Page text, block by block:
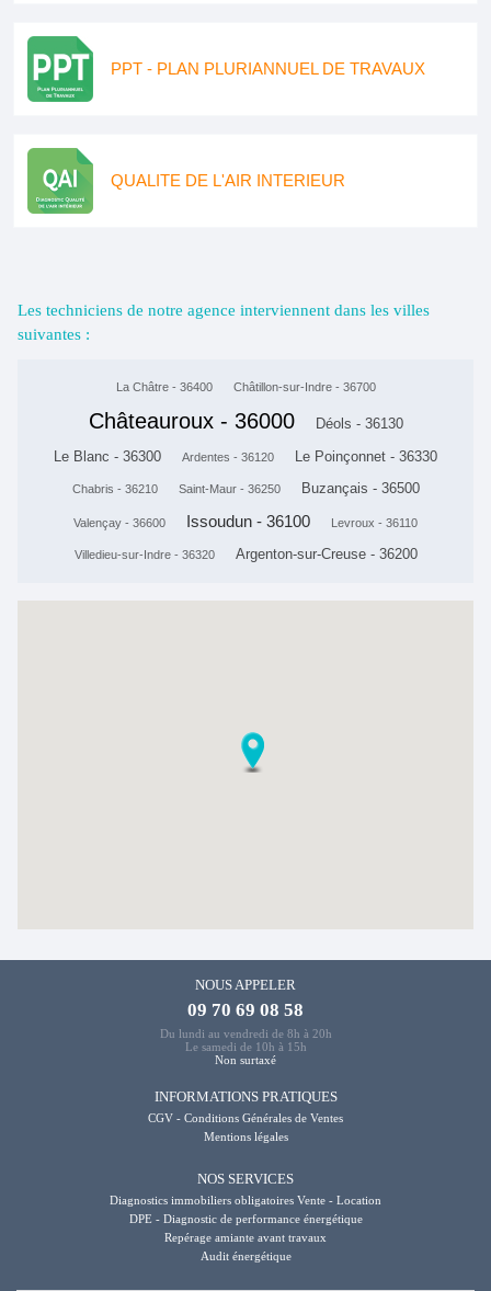
PPT - PLAN PLURIANNUEL DE TRAVAUX
QUALITE DE L'AIR INTERIEUR
Les techniciens de notre agence interviennent dans les villes
suivantes :
La Châtre - 36400 Châtillon-sur-Indre - 36700
Châteauroux - 36000
Déols - 36130
Le Blanc - 36300
Ardentes - 36120 Le Poinçonnet - 36330
Chabris - 36210 Saint-Maur - 36250 Buzançais - 36500
Valençay - 36600 Issoudun - 36100 Levroux - 36110
Villedieu-sur-Indre - 36320 Argenton-sur-Creuse - 36200
NOUS APPELER
09 70 69 08 58
Du lundi au vendredi de 8h à 20h
Le samedi de 10h à 15h
Non surtaxé
INFORMATIONS PRATIQUES
CGV - Conditions Générales de Ventes
Mentions légales
NOS SERVICES
Diagnostics immobiliers obligatoires Vente - Location
DPE - Diagnostic de performance énergétique
Repérage amiante avant travaux
Audit énergétique